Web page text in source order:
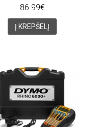
86.99€
Į KREPŠELĮ